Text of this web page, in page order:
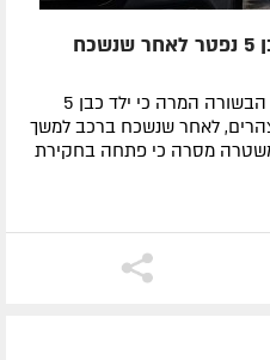
טרגדיה נוראית: ילד חב"די בן 5 נפטר לאחר שנשכח
בצער רב ובזעזוע כבד התקבלה הבשורה המרה כי ילד כבן 5
לאחר שנשכח ברכב למשך
מסרה כי פתחה בחקירת